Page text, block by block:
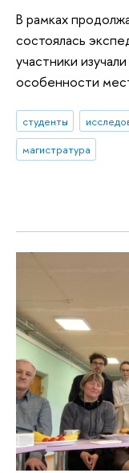
В рамках
состоялась
участники
особенности
студенты
магистратура